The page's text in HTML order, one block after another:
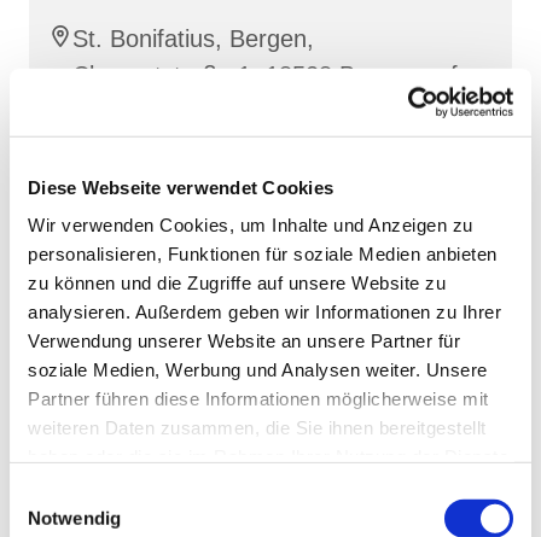
Diese Webseite verwendet Cookies
Wir verwenden Cookies, um Inhalte und Anzeigen zu
personalisieren, Funktionen für soziale Medien anbieten
zu können und die Zugriffe auf unsere Website zu
analysieren. Außerdem geben wir Informationen zu Ihrer
Verwendung unserer Website an unsere Partner für
soziale Medien, Werbung und Analysen weiter. Unsere
Partner führen diese Informationen möglicherweise mit
weiteren Daten zusammen, die Sie ihnen bereitgestellt
Notwendig
St. Bonifatius, Bergen,
Clementstraße 1, 18528 Bergen auf